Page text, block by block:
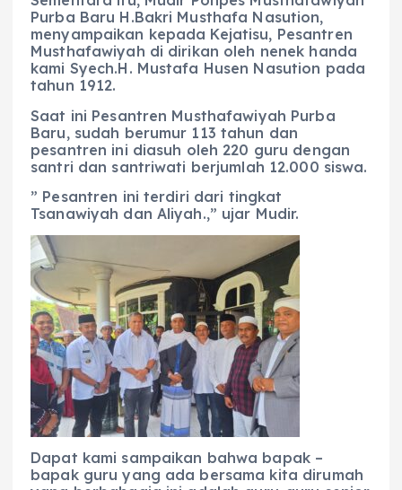
Purba Baru H.Bakri Musthafa Nasution,
menyampaikan kepada Kejatisu, Pesantren
Musthafawiyah di dirikan oleh nenek handa
kami Syech.H. Mustafa Husen Nasution pada
tahun 1912.
Saat ini Pesantren Musthafawiyah Purba
Baru, sudah berumur 113 tahun dan
pesantren ini diasuh oleh 220 guru dengan
santri dan santriwati berjumlah 12.000 siswa.
” Pesantren ini terdiri dari tingkat
Tsanawiyah dan Aliyah.,” ujar Mudir.
Dapat kami sampaikan bahwa bapak –
bapak guru yang ada bersama kita dirumah